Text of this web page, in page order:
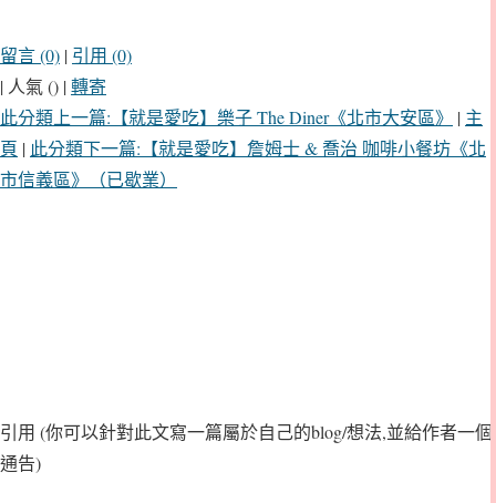
留言 (0) | 引用 (0)
| 人氣 () |轉寄
此分類上一篇:【就是愛吃】樂子 The Diner《北市大安區》
| 主
頁 | 此分類下一篇:【就是愛吃】詹姆士 & 喬治 咖啡小餐坊《北
市信義區》（已歇業）
引用 (你可以針對此文寫一篇屬於自己的blog/想法,並給作者一個
通告)